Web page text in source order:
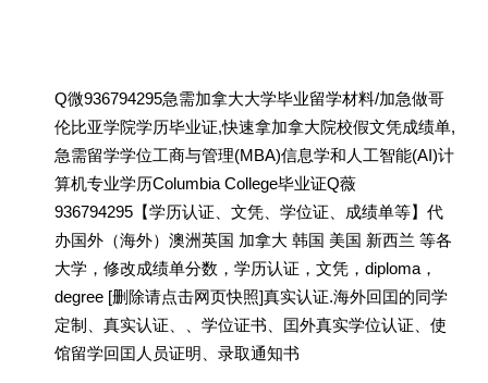
Q微936794295急需加拿大大学毕业留学材料/加急做哥
伦比亚学院学历毕业证,快速拿加拿大院校假文凭成绩单,
急需留学学位工商与管理(MBA)信息学和人工智能(AI)计
算机专业学历Columbia College毕业证Q薇
936794295【学历认证、文凭、学位证、成绩单等】代
办国外（海外）澳洲英国 加拿大 韩国 美国 新西兰 等各
大学，修改成绩单分数，学历认证，文凭，diploma，
degree [删除请点击网页快照]真实认证.海外回囯的同学
定制、真实认证、、学位证书、囯外真实学位认证、使
馆留学回囯人员证明、录取通知书